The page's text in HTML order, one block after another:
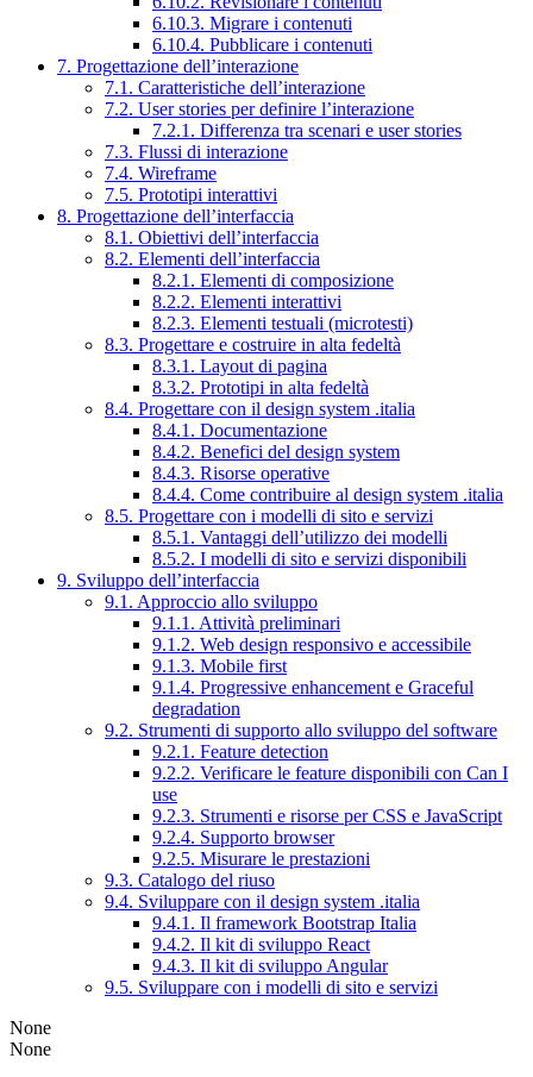
6.10.3. Migrare i contenuti
6.10.4. Pubblicare i contenuti
7. Progettazione dell’interazione
7.1. Caratteristiche dell’interazione
7.2. User stories per definire l’interazione
7.2.1. Differenza tra scenari e user stories
7.3. Flussi di interazione
7.4. Wireframe
7.5. Prototipi interattivi
8. Progettazione dell’interfaccia
8.1. Obiettivi dell’interfaccia
8.2. Elementi dell’interfaccia
8.2.1. Elementi di composizione
8.2.2. Elementi interattivi
8.2.3. Elementi testuali (microtesti)
8.3. Progettare e costruire in alta fedeltà
8.3.1. Layout di pagina
8.3.2. Prototipi in alta fedeltà
8.4. Progettare con il design system .italia
8.4.1. Documentazione
8.4.2. Benefici del design system
8.4.3. Risorse operative
8.4.4. Come contribuire al design system .italia
8.5. Progettare con i modelli di sito e servizi
8.5.1. Vantaggi dell’utilizzo dei modelli
8.5.2. I modelli di sito e servizi disponibili
9. Sviluppo dell’interfaccia
9.1. Approccio allo sviluppo
9.1.1. Attività preliminari
9.1.2. Web design responsivo e accessibile
9.1.3. Mobile first
9.1.4. Progressive enhancement e Graceful
degradation
9.2. Strumenti di supporto allo sviluppo del software
9.2.1. Feature detection
9.2.2. Verificare le feature disponibili con Can I
use
9.2.3. Strumenti e risorse per CSS e JavaScript
9.2.4. Supporto browser
9.2.5. Misurare le prestazioni
9.3. Catalogo del riuso
9.4. Sviluppare con il design system .italia
9.4.1. Il framework Bootstrap Italia
9.4.2. Il kit di sviluppo React
9.4.3. Il kit di sviluppo Angular
9.5. Sviluppare con i modelli di sito e servizi
None
None